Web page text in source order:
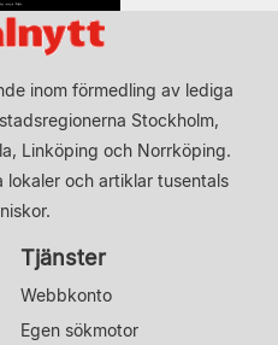
inom förmedling av lediga
Stockholm,
Linköping och Norrköping.
lokaler och artiklar tusentals
Tjänster
Webbkonto
Egen sökmotor